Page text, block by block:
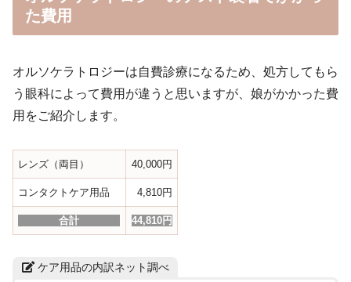
た費用
オルソケラトロジーは自費診療になるため、処方してもら
う眼科によって費用が違うと思いますが、娘がかかった費
用をご紹介します。
レンズ（両目） 40,000円
コンタクトケア用品 4,810円
合計 44,810円
ケア用品の内訳ネット調べ